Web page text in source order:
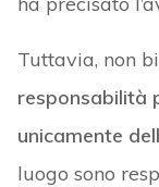
Tuttavia, non
responsabilità
unicamente
luogo sono